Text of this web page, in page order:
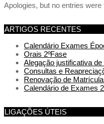
Apologies, but no entries were
ARTIGOS RECENTES
Calendário Exames
Orais 2ºFase
Alegação justificativa
Consultas e
Renovação de
Calendário de Exames
LIGAÇÕES ÚTEIS